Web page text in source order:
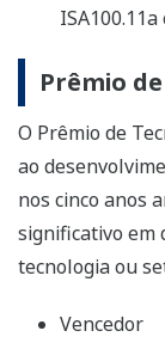
Prêmio
O Prêmio de
ao
nos cinco anos
significativo em
tecnologia ou
Vencedor